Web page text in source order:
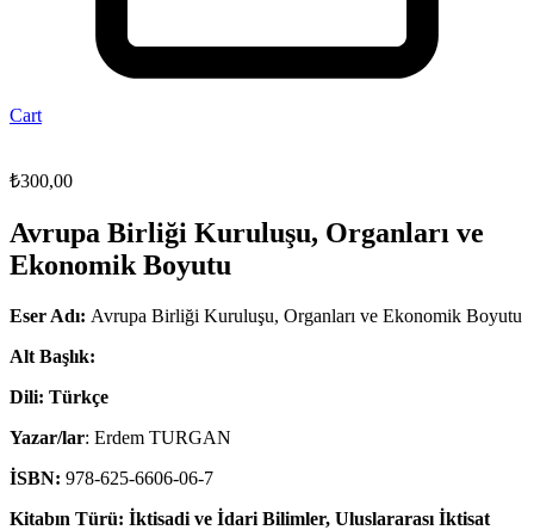
Cart
₺300,00
Avrupa Birliği Kuruluşu, Organları ve
Ekonomik Boyutu
Eser Adı: Avrupa Birliği Kuruluşu, Organları ve Ekonomik Boyutu
Alt Başlık:
Dili: Türkçe
Yazar/lar: Erdem TURGAN
İSBN: 978-625-6606-06-7
Kitabın Türü: İktisadi ve İdari Bilimler, Uluslararası İktisat